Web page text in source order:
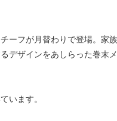
ーフが月替わりで登場。家
デザインをあしらった巻末
います。